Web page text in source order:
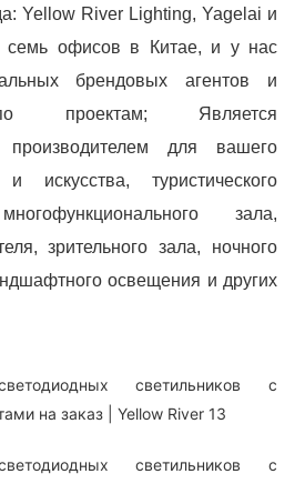
Yellow River Lighting, Yagelai и
семь офисов в Китае, и у нас
брендовых агентов и
проектам; Является
производителем для вашего
искусства, туристического
зала,
зрительного зала, ночного
освещения и других